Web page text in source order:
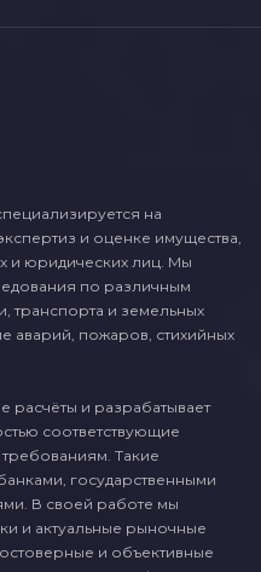
на
и оценке имущества,
и юридических лиц. Мы
по различным
транспорта и земельных
аварий, пожаров, стихийных
расчёты и разрабатывает
соответствующие
Такие
государственными
В своей работе мы
и актуальные рыночные
и объективные